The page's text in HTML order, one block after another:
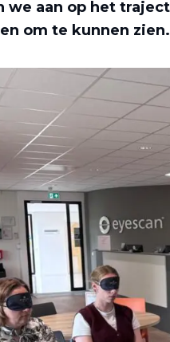
we aan op het
om te kunnen zien.